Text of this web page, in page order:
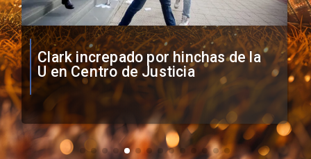
Vozinha firma contrato con Colo
Colo como nuevo arquero